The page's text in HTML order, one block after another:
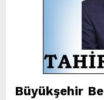
Büyükşehir